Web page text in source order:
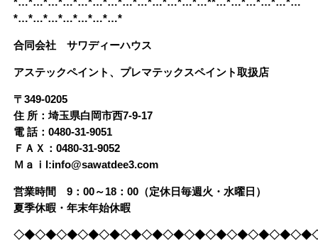
*…*…*…*…*…*…*…*…*…*…*…*…*…**…*…*…*…*…*…
*…*…*…*…*…*…*…*
合同会社 サワディーハウス
アステックペイント、プレマテックスペイント取扱店
〒349-0205
住 所：埼玉県白岡市西7-9-17
電 話：0480-31-9051
ＦＡＸ：0480-31-9052
Ｍａｉl:info@sawatdee3.com
営業時間 9：00～18：00（定休日毎週火・水曜日）
夏季休暇・年末年始休暇